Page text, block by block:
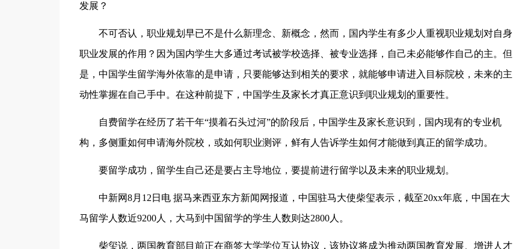
发展？
不可否认，职业规划早已不是什么新理念、新概念，然而，国内学生有多少人重视职业规划对自身
职业发展的作用？因为国内学生大多通过考试被学校选择、被专业选择，自己未必能够作自己的主。但
是，中国学生留学海外依靠的是申请，只要能够达到相关的要求，就能够申请进入目标院校，未来的主
动性掌握在自己手中。在这种前提下，中国学生及家长才真正意识到职业规划的重要性。
自费留学在经历了若干年“摸着石头过河”的阶段后，中国学生及家长意识到，国内现有的专业机
构，多侧重如何申请海外院校，或如何职业测评，鲜有人告诉学生如何才能做到真正的留学成功。
要留学成功，留学生自己还是要占主导地位，要提前进行留学以及未来的职业规划。
中新网8月12日电 据马来西亚东方新闻网报道，中国驻马大使柴玺表示，截至20xx年底，中国在大
马留学人数近9200人，大马到中国留学的学生人数则达2800人。
柴玺说，两国教育部目前正在商签大学学位互认协议，该协议将成为推动两国教育发展、增进人才